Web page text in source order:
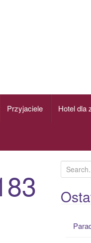
Przyjaciele Hotel dla
e
a
r